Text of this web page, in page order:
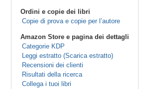
Ordini e copie dei libri
Copie di prova e copie per l’autore
Amazon Store e pagina dei dettagli
Categorie KDP
Leggi estratto (Scarica estratto)
Recensioni dei clienti
Risultati della ricerca
Collega i tuoi libri